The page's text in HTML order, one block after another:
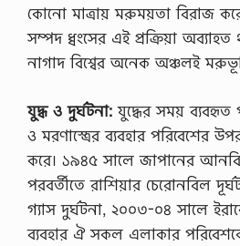
কোনো মাত্রায় মরুময়তা বিরাজ
সম্পদ ধ্বংসের এই প্রক্রিয়া
নাগাদ বিশ্বের অনেক অঞ্চলই
যুদ্ধ ও দুর্ঘটনা:যুদ্ধের সময় ব্যবহৃত
ও মরণাস্ত্রের ব্যবহার পরিবেশের
করে। ১৯৪৫ সালে জাপানের
পরবর্তীতে রাশিয়ার চেরোনবিল
গ্যাস দুর্ঘটনা, ২০০৩-০৪ সালে
ব্যবহার ঐ সকল এলাকার